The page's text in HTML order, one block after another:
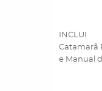
INCLUI
Catamarã
e Manual